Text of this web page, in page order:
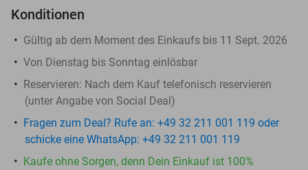
Konditionen
Gültig ab dem Moment des Einkaufs bis 11 Sept. 2026
Von Dienstag bis Sonntag einlösbar
Reservieren: Nach dem Kauf telefonisch reservieren
(unter Angabe von Social Deal)
Fragen zum Deal? Rufe an: +49 32 211 001 119 oder
schicke eine WhatsApp: +49 32 211 001 119
Kaufe ohne Sorgen, denn Dein Einkauf ist 100%